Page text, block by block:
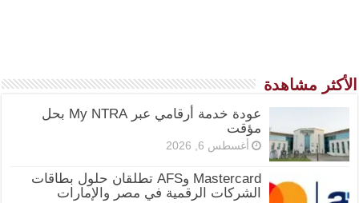
الأكثر مشاهدة
عودة خدمة أرقامي عبر My NTRA بحل
مؤقت
أغسطس 6, 2026
Mastercard وAFS تطلقان حلول بطاقات
الشركات الرقمية في مصر والإمارات